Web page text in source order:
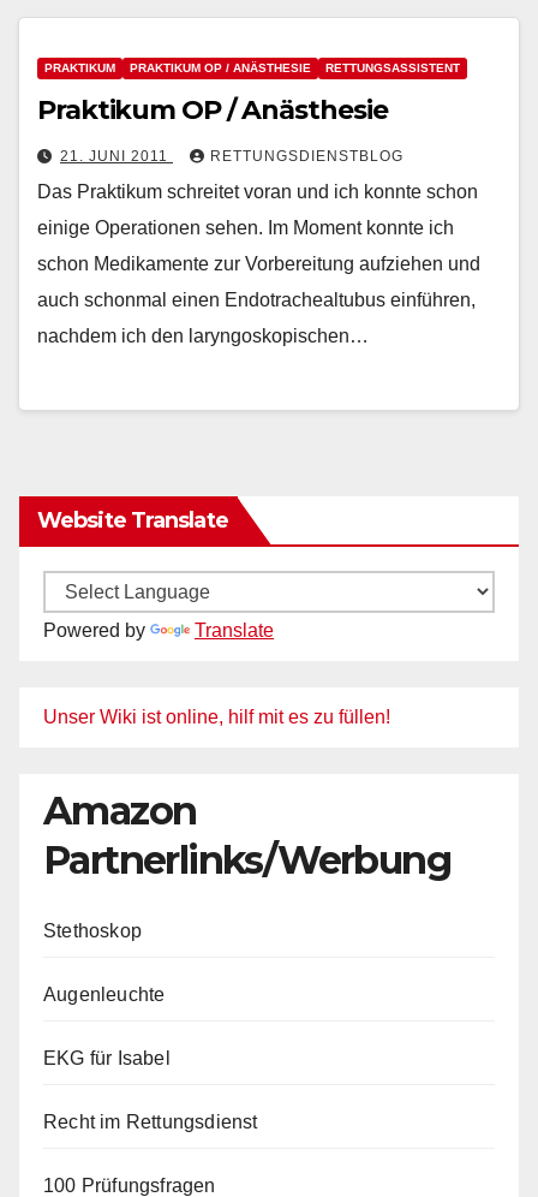
PRAKTIKUM PRAKTIKUM OP / ANÄSTHESIE RETTUNGSASSISTENT
Praktikum OP / Anästhesie
21. JUNI 2011 RETTUNGSDIENSTBLOG
Das Praktikum schreitet voran und ich konnte schon
einige Operationen sehen. Im Moment konnte ich
schon Medikamente zur Vorbereitung aufziehen und
auch schonmal einen Endotrachealtubus einführen,
nachdem ich den laryngoskopischen…
Website Translate
Powered by Translate
Unser Wiki ist online, hilf mit es zu füllen!
Amazon
Partnerlinks/Werbung
Stethoskop
Augenleuchte
EKG für Isabel
Recht im Rettungsdienst
100 Prüfungsfragen